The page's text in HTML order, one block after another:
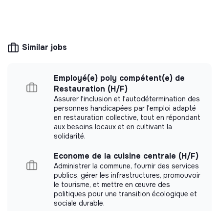
avec d’autres commerces
Apprentissage en alternance sur 12 mois maximum,
transmettez-nous votre calendrier d’alternance en
même temps que votre candidature.
Démarrage fin août/début septembre.
Jours de travail : du mardi au samedi, très
Horaires de travail : flexibles sur planning établis à la
semaine, dans un volume de 35 heures par semaine
Rémunération : au taux légal selon âge et année de
More information
Website
Company
< 15 persons
Food
Impact study
Kif did not yet communicate its impact
measurement.
Similar jobs
Employé(e) poly compétent(e) de
Restauration (H/F)
Assurer l'inclusion et l'autodétermination des
personnes handicapées par l'emploi adapté
en restauration collective, tout en répondant
aux besoins locaux et en cultivant la
solidarité.
Econome de la cuisine centrale (H/F)
Administrer la commune, fournir des services
publics, gérer les infrastructures, promouvoir
le tourisme, et mettre en œuvre des
politiques pour une transition écologique et
sociale durable.